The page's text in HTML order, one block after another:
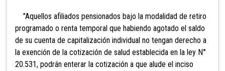
"Aquellos afiliados pensionados bajo la modalidad de retiro
programado o renta temporal que habiendo agotado el saldo
de su cuenta de capitalización individual no tengan derecho a
la exención de la cotización de salud establecida en la ley N°
20.531, podrán enterar la cotización a que alude el inciso